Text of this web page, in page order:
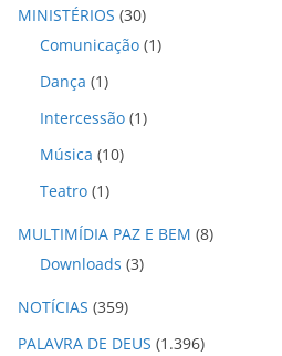
MINISTÉRIOS (30)
Comunicação (1)
Dança (1)
Intercessão (1)
Música (10)
Teatro (1)
MULTIMÍDIA PAZ E BEM (8)
Downloads (3)
NOTÍCIAS (359)
PALAVRA DE DEUS (1.396)